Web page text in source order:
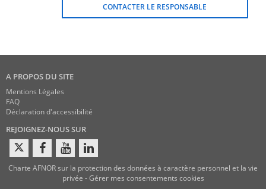
CONTACTER LE RESPONSABLE
A PROPOS DU SITE
Mentions Légales
FAQ
Déclaration d'accessibilité
REJOIGNEZ-NOUS SUR
Charte AFNOR sur la protection des données à caractère personnel et la vie
privée -Gérer mes consentements cookies